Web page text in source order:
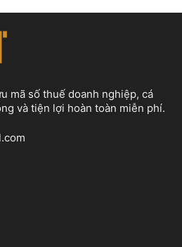
mã số thuế doanh nghiệp, cá
và tiện lợi hoàn toàn miễn phí.